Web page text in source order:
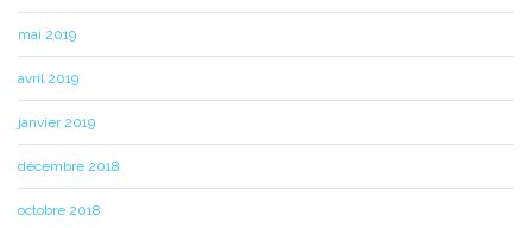
mai 2019
avril 2019
janvier 2019
décembre 2018
octobre 2018